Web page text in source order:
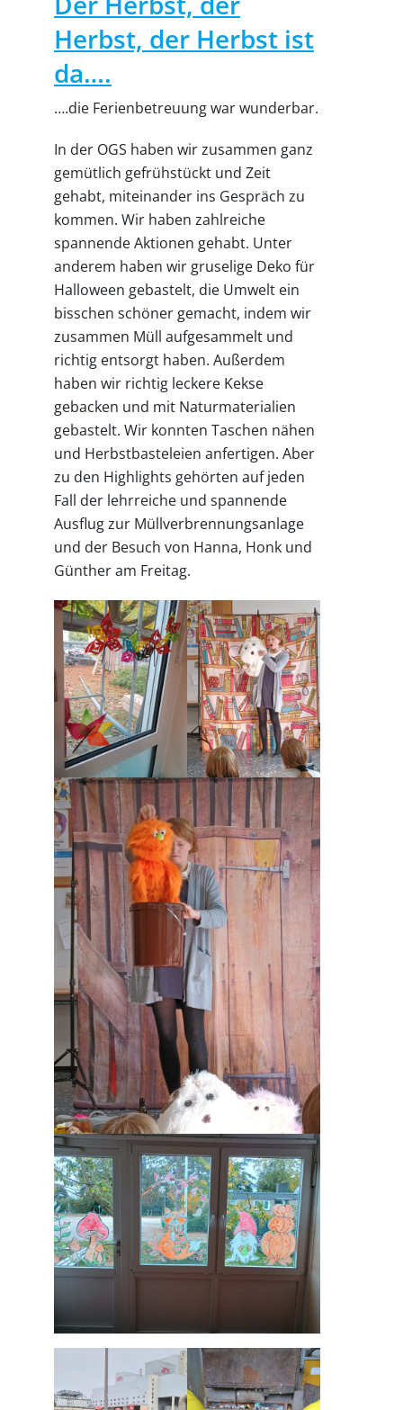
Herbst, der Herbst ist
da….
….die Ferienbetreuung war wunderbar.
In der OGS haben wir zusammen ganz
gemütlich gefrühstückt und Zeit
gehabt, miteinander ins Gespräch zu
kommen. Wir haben zahlreiche
spannende Aktionen gehabt. Unter
anderem haben wir gruselige Deko für
Halloween gebastelt, die Umwelt ein
bisschen schöner gemacht, indem wir
zusammen Müll aufgesammelt und
richtig entsorgt haben. Außerdem
haben wir richtig leckere Kekse
gebacken und mit Naturmaterialien
gebastelt. Wir konnten Taschen nähen
und Herbstbasteleien anfertigen. Aber
zu den Highlights gehörten auf jeden
Fall der lehrreiche und spannende
Ausflug zur Müllverbrennungsanlage
und der Besuch von Hanna, Honk und
Günther am Freitag.